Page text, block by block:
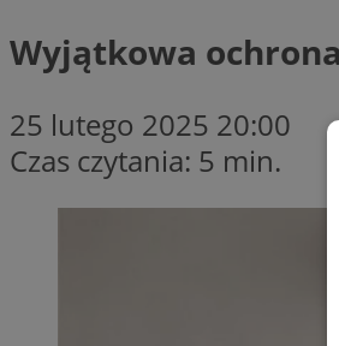
Wyjątkowa
25 lutego 2025 20:00
Czas czytania: 5 min.